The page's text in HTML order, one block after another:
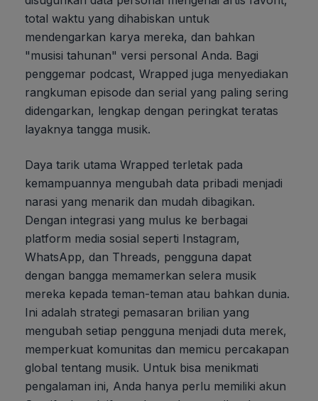
total waktu yang dihabiskan untuk
mendengarkan karya mereka, dan bahkan
"musisi tahunan" versi personal Anda. Bagi
penggemar podcast, Wrapped juga menyediakan
rangkuman episode dan serial yang paling sering
didengarkan, lengkap dengan peringkat teratas
layaknya tangga musik.
Daya tarik utama Wrapped terletak pada
kemampuannya mengubah data pribadi menjadi
narasi yang menarik dan mudah dibagikan.
Dengan integrasi yang mulus ke berbagai
platform media sosial seperti Instagram,
WhatsApp, dan Threads, pengguna dapat
dengan bangga memamerkan selera musik
mereka kepada teman-teman atau bahkan dunia.
Ini adalah strategi pemasaran brilian yang
mengubah setiap pengguna menjadi duta merek,
memperkuat komunitas dan memicu percakapan
global tentang musik. Untuk bisa menikmati
pengalaman ini, Anda hanya perlu memiliki akun